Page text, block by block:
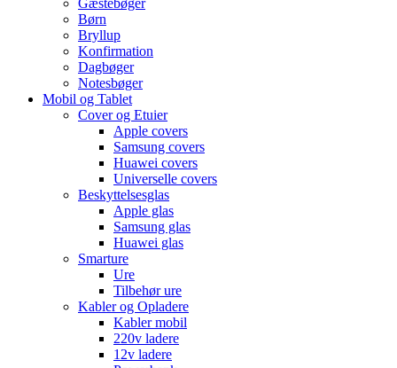
Gæstebøger
Børn
Bryllup
Konfirmation
Dagbøger
Notesbøger
Mobil og Tablet
Cover og Etuier
Apple covers
Samsung covers
Huawei covers
Universelle covers
Beskyttelsesglas
Apple glas
Samsung glas
Huawei glas
Smarture
Ure
Tilbehør ure
Kabler og Opladere
Kabler mobil
220v ladere
12v ladere